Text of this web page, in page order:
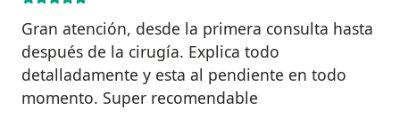
Gran atención, desde la primera consulta hasta
después de la cirugía. Explica todo
detalladamente y esta al pendiente en todo
momento. Super recomendable